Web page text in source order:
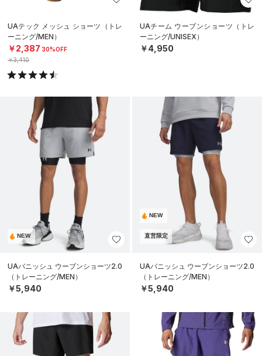
UAテック メッシュ ショーツ（トレ
ーニング/MEN）
￥2,387 30%OFF
￥3,410
UAチーム ウーブンショーツ（トレ
ーニング/UNISEX）
￥4,950
NEW
UAバニッシュ ウーブンショーツ2.0
（トレーニング/MEN）
￥5,940
NEW
直営限定
UAバニッシュ ウーブンショーツ2.0
（トレーニング/MEN）
￥5,940